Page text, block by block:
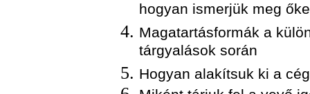
hogyan ismerjük meg
Magatartásformák a
tárgyalások során
Hogyan alakítsuk ki a